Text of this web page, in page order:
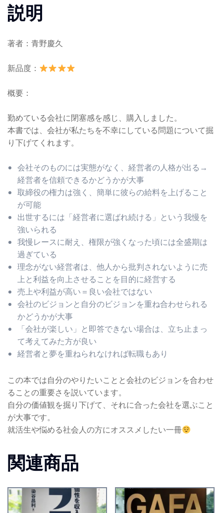
ー
が、
僕
た
ち
を
不
幸
に
し
て
い
い。
説明
著者：青野慶久
新品度：
概要：
勤めている会社に閉塞感を感じ、購入しました。
本書では、会社が私たちを不幸にしている問題について掘
り下げてくれます。
会社そのものには実態がなく、経営者の人格が出る→
経営者を信頼できるかどうかが大事
取締役の権力は強く、簡単に彼らの給料を上げること
が可能
出世するには「経営者に選ばれ続ける」という我慢を
強いられる
我慢レースに耐え、権限が強くなった頃には全盛期は
過ぎている
理念がない経営者は、他人から批判されないように売
上と利益を向上させることを目的に経営する
売上や利益が高い＝良い会社ではない
会社のビジョンと自分のビジョンを重ね合わせられる
かどうかが大事
「会社が楽しい」と即答できない場合は、立ち止まっ
て考えてみた方が良い
経営者と夢を重ねられなければ転職もあり
この本では自分のやりたいことと会社のビジョンを合わせ
ることの重要さを説いています。
自分の価値観を掘り下げて、それに合った会社を選ぶこと
が大事です。
就活生や悩める社会人の方にオススメしたい一冊
関連商品